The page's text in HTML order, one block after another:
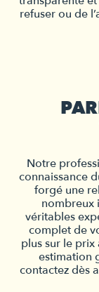
refuser ou de
Notre
connaissance
forgé une
nombreux
véritables
complet de
plus sur le
estimation
contactez dès